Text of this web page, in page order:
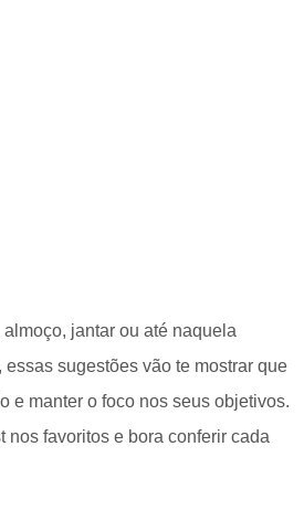
jantar ou até naquela
sugestões vão te mostrar que
e manter o foco nos seus objetivos.
nos favoritos e bora conferir cada